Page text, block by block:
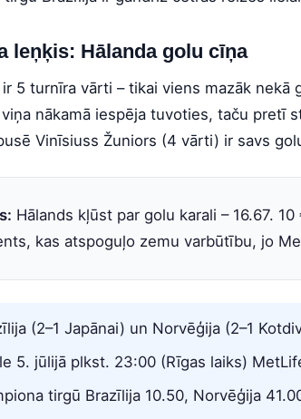
leņķis: Hālanda golu cīņa
ir 5 turnīra vārti – tikai viens mazāk
nākamā iespēja tuvoties, taču pretī
Vinīsiuss Žuniors (4 vārti) ir savs
Hālands kļūst par golu karali – 16.67.
kas atspoguļo zemu varbūtību, jo
(2–1 Japānai) un Norvēģija (2–1
5. jūlijā plkst. 23:00 (Rīgas laiks)
tirgū Brazīlija 10.50, Norvēģija